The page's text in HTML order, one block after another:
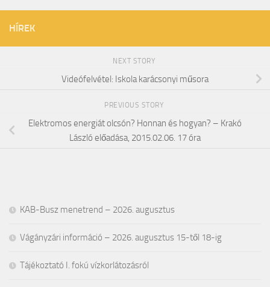
HÍREK
NEXT STORY
Videófelvétel: Iskola karácsonyi műsora
PREVIOUS STORY
Elektromos energiát olcsón? Honnan és hogyan? – Krakó
László előadása, 2015.02.06. 17 óra
KAB-Busz menetrend – 2026. augusztus
Vágányzári információ – 2026. augusztus 15-től 18-ig
Tájékoztató I. fokú vízkorlátozásról